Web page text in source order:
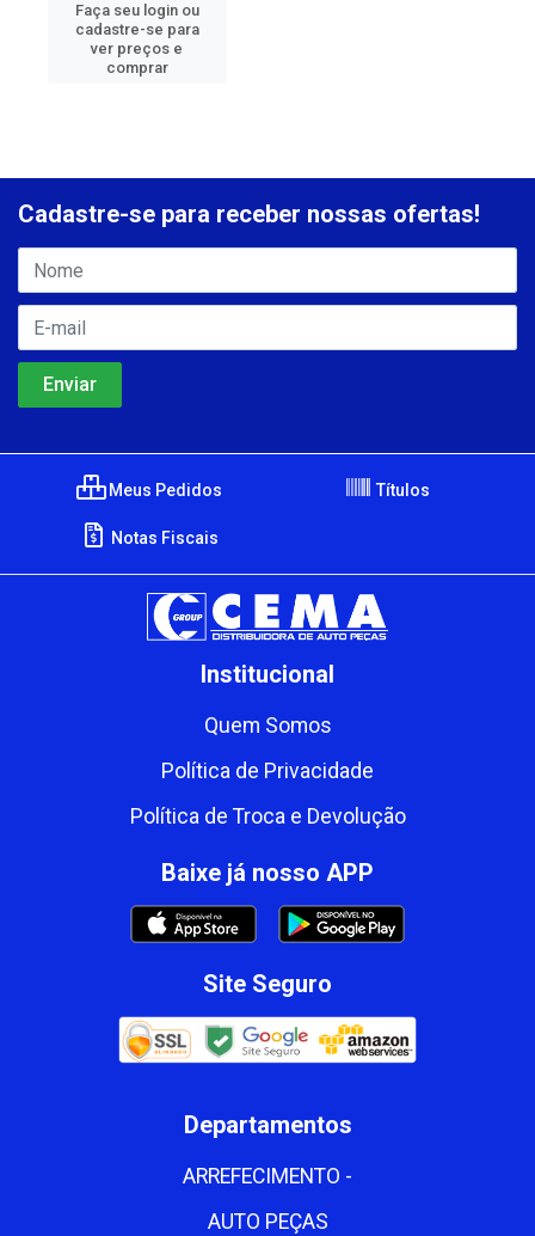
Faça seu login ou
cadastre-se para
ver preços e
comprar
Cadastre-se para receber nossas ofertas!
Meus Pedidos Títulos
Notas Fiscais
Institucional
Quem Somos
Política de Privacidade
Política de Troca e Devolução
Baixe já nosso APP
Site Seguro
Departamentos
ARREFECIMENTO -
AUTO PEÇAS